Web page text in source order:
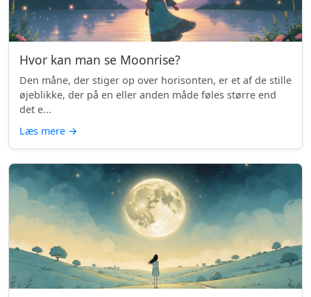
Hvor kan man se Moonrise?
Den måne, der stiger op over horisonten, er et af de stille
øjeblikke, der på en eller anden måde føles større end
det e...
Læs mere →